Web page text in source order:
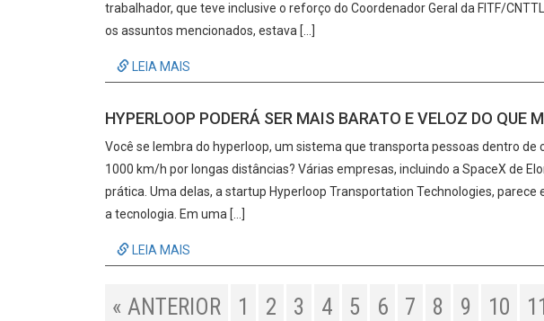
trabalhador, que teve inclusive o reforço do Coordenador Geral da FITF/
os assuntos mencionados, estava […]
LEIA MAIS
HYPERLOOP PODERÁ SER MAIS BARATO E VELOZ DO QUE
Você se lembra do hyperloop, um sistema que transporta pessoas dentro de
1000 km/h por longas distâncias? Várias empresas, incluindo a SpaceX de
prática. Uma delas, a startup Hyperloop Transportation Technologies,
a tecnologia. Em uma […]
LEIA MAIS
« ANTERIOR 1 2 3 4 5 6 7 8 9 10 11